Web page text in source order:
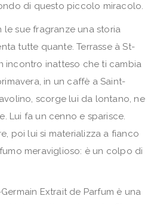
di questo piccolo miracolo.
sue fragranze una storia
tutte quante. Terrasse à St-
incontro inatteso che ti cambia
in un caffè a Saint-
scorge lui da lontano, ne
Lui fa un cenno e sparisce.
poi lui si materializza a fianco
meraviglioso: è un colpo di
Extrait de Parfum è una